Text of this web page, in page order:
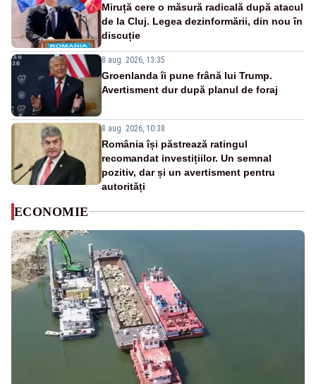
Miruță cere o măsură radicală după atacul
de la Cluj. Legea dezinformării, din nou în
discuție
8 aug. 2026, 13:35
Groenlanda îi pune frână lui Trump.
Avertisment dur după planul de foraj
8 aug. 2026, 10:38
România își păstrează ratingul
recomandat investițiilor. Un semnal
pozitiv, dar și un avertisment pentru
autorități
ECONOMIE